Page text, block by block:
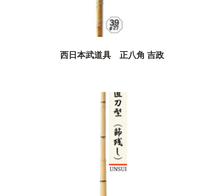
西日本武道具 正八角 吉政